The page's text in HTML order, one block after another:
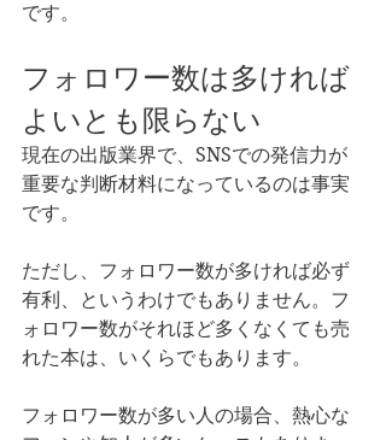
です。
フォロワー数は多ければ
よいとも限らない
現在の出版業界で、SNSでの発信力が
重要な判断材料になっているのは事実
です。
ただし、フォロワー数が多ければ必ず
有利、というわけでもありません。フ
ォロワー数がそれほど多くなくても売
れた本は、いくらでもあります。
フォロワー数が多い人の場合、熱心な